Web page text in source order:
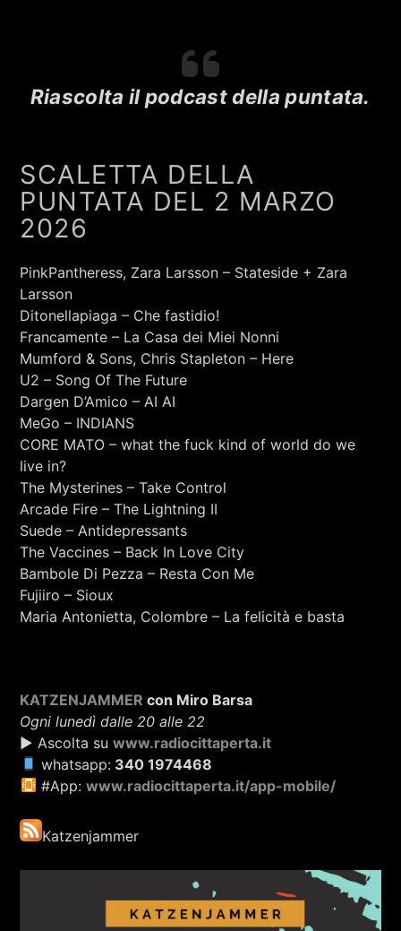
+393401974468
Sostieni Radio Città Aperta
Riascolta il podcast della puntata.
SCALETTA DELLA
PUNTATA DEL 2 MARZO
2026
PinkPantheress, Zara Larsson – Stateside + Zara
Larsson
Ditonellapiaga – Che fastidio!
Francamente – La Casa dei Miei Nonni
Mumford & Sons, Chris Stapleton – Here
U2 – Song Of The Future
Dargen D’Amico – AI AI
MeGo – INDIANS
CORE MATO – what the fuck kind of world do we
live in?
The Mysterines – Take Control
Arcade Fire – The Lightning II
Suede – Antidepressants
The Vaccines – Back In Love City
Bambole Di Pezza – Resta Con Me
Fujiiro – Sioux
Maria Antonietta, Colombre – La felicità e basta
KATZENJAMMER con Miro Barsa
Ogni lunedì dalle 20 alle 22
▶ Ascolta suwww.radiocittaperta.it
whatsapp:340 1974468
#App: www.radiocittaperta.it/app-mobile/
Katzenjammer